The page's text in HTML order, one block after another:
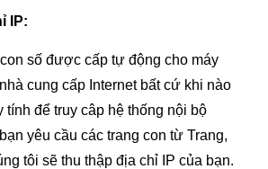
IP:
số được cấp tự động cho máy
cung cấp Internet bất cứ khi nào
tính để truy câp hệ thống nội bộ
yêu cầu các trang con từ Trang,
tôi sẽ thu thập địa chỉ IP của bạn.